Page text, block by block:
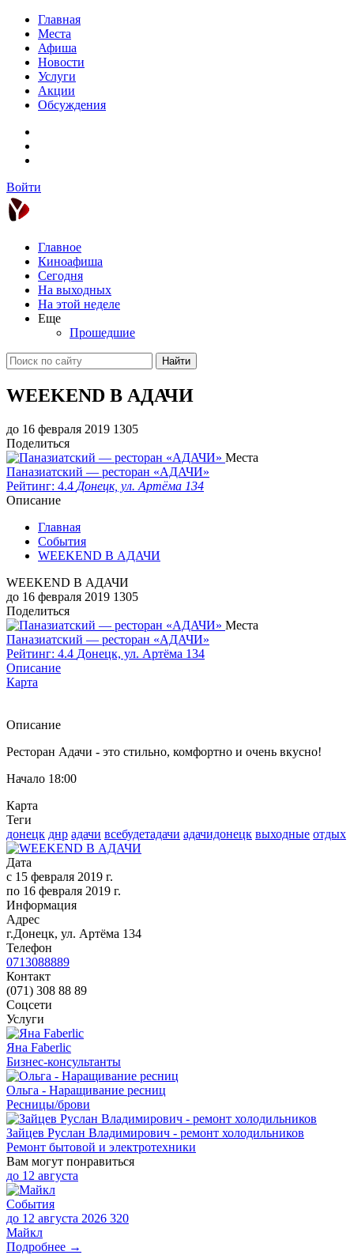
Главная
Места
Афиша
Новости
Услуги
Акции
Обсуждения
Войти
Главное
Киноафиша
Сегодня
На выходных
На этой неделе
Еще
Прошедшие
Найти
WEEKEND В АДАЧИ
до 16 февраля 2019 1305
Поделиться
Места
Паназиатский — ресторан «АДАЧИ»
Рейтинг: 4.4 Донецк, ул. Артёма 134
Описание
Главная
События
WEEKEND В АДАЧИ
WEEKEND В АДАЧИ
до 16 февраля 2019 1305
Поделиться
Места
Паназиатский — ресторан «АДАЧИ»
Рейтинг: 4.4 Донецк, ул. Артёма 134
Описание
Карта
Описание
Ресторан Адачи - это стильно, комфортно и очень вкусно!
Начало 18:00
Карта
Теги
донецк днр адачи всебудетадачи адачидонецк выходные отдых
Дата
с 15 февраля 2019 г.
по 16 февраля 2019 г.
Информация
Адрес
г.Донецк, ул. Артёма 134
Телефон
0713088889
Контакт
(071) 308 88 89
Соцсети
Услуги
Яна Faberlic
Бизнес-консультанты
Ольга - Наращивание ресниц
Ресницы/брови
Зайцев Руслан Владимирович - ремонт холодильников
Ремонт бытовой и электротехники
Вам могут понравиться
до 12 августа
События
до 12 августа 2026 320
Майкл
Подробнее →